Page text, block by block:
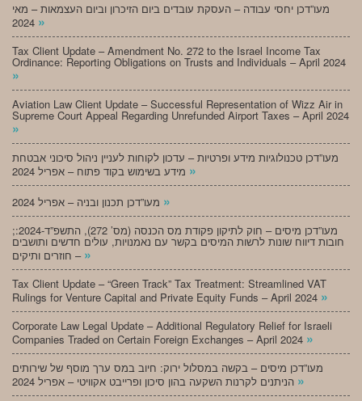
מעו”דכן יחסי עבודה – העסקת עובדים ביום הזיכרון וביום העצמאות – מאי
»
Tax Client Update – Amendment No. 272 to the Israel Income Tax
Ordinance: Reporting Obligations on Trusts and Individuals – April 2024
»
Aviation Law Client Update – Successful Representation of Wizz Air in
Supreme Court Appeal Regarding Unrefunded Airport Taxes – April 2024
»
מעו”דכן טכנולוגיות מידע ופרטיות – עדכון לקוחות לעניין ניהול סיכוני אבטחת
»
»
;מעו”דכן מיסים – חוק לתיקון פקודת מס הכנסה (מס’ 272), התשפ”ד-2024:
חובות דיווח שונות לרשות המיסים בקשר עם נאמנויות, עולים חדשים ותושבים
חוזרים ותיקים – »
Tax Client Update – “Green Track” Tax Treatment: Streamlined VAT
Rulings for Venture Capital and Private Equity Funds – April 2024 »
Corporate Law Legal Update – Additional Regulatory Relief for Israeli
Companies Traded on Certain Foreign Exchanges – April 2024 »
מעו”דכן מיסים – בקשה במסלול ירוק: חיוב במס ערך מוסף של שירותים
»